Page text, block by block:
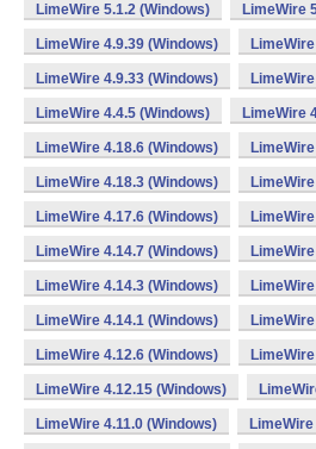
LimeWire 5.1.2 (Windows) LimeWire
LimeWire 4.9.39 (Windows)
LimeWire 4.9.33 (Windows)
LimeWire 4.4.5 (Windows) LimeWire
LimeWire 4.18.6 (Windows)
LimeWire 4.18.3 (Windows)
LimeWire 4.17.6 (Windows)
LimeWire 4.14.7 (Windows)
LimeWire 4.14.3 (Windows)
LimeWire 4.14.1 (Windows)
LimeWire 4.12.6 (Windows)
LimeWire 4.12.15 (Windows)
LimeWire 4.11.0 (Windows)